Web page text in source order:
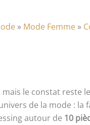
» Mode Femme»
mais le constat reste
de la mode :
autour de 10